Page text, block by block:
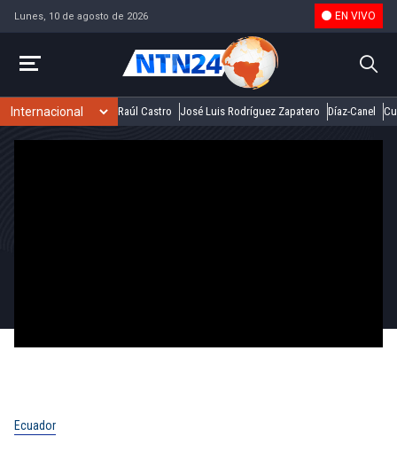
Lunes, 10 de agosto de 2026 EN VIVO
Raúl Castro José Luis Rodríguez Zapatero Díaz-Canel
Ecuador